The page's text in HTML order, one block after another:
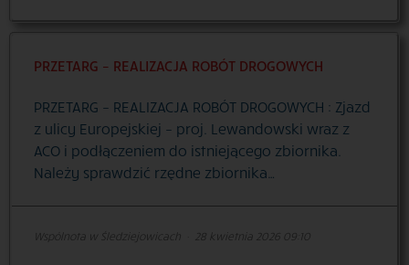
PRZETARG – REALIZACJA ROBÓT DROGOWYCH
PRZETARG – REALIZACJA ROBÓT DROGOWYCH : Zjazd
z ulicy Europejskiej – proj. Lewandowski wraz z
ACO i podłączeniem do istniejącego zbiornika.
Należy sprawdzić rzędne zbiornika…
Wspólnota w Śledziejowicach 28 kwietnia 2026 09:10